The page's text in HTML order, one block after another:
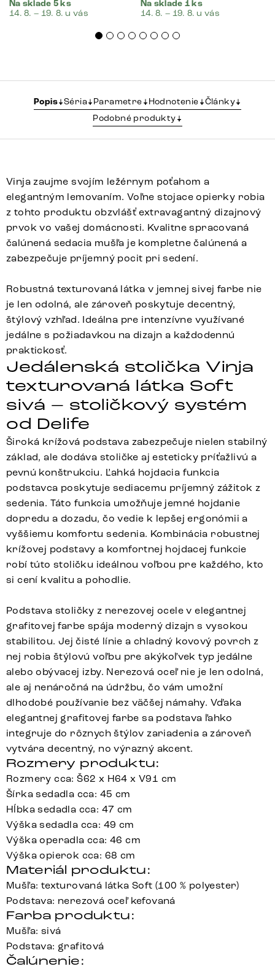
Na sklade 5 ks
14. 8. – 19. 8. u vás
Na sklade 1 ks
14. 8. – 19. 8. u vás
Popis Séria Parametre Hodnotenie
Články
Podobné produkty
Vinja zaujme svojím ležérnym poťahom a
elegantným lemovaním. Voľne stojace opierky robia
z tohto produktu obzvlášť extravagantný dizajnový
prvok vo vašej domácnosti. Kvalitne spracovaná
čalúnená sedacia mušľa je kompletne čalúnená a
zabezpečuje príjemný pocit pri sedení.
Robustná texturovaná látka v jemnej sivej farbe nie
je len odolná, ale zároveň poskytuje decentný,
štýlový vzhľad. Ideálna pre intenzívne využívané
jedálne s požiadavkou na dizajn a každodennú
praktickosť.
Jedálenská stolička Vinja
texturovaná látka Soft
sivá – stoličkový systém
od Delife
Široká krížová podstava zabezpečuje nielen stabilný
základ, ale dodáva stoličke aj esteticky príťažlivú a
pevnú konštrukciu. Ľahká hojdacia funkcia
podstavca poskytuje sediacemu príjemný zážitok z
sedenia. Táto funkcia umožňuje jemné hojdanie
dopredu a dozadu, čo vedie k lepšej ergonómii a
vyššiemu komfortu sedenia. Kombinácia robustnej
krížovej podstavy a komfortnej hojdacej funkcie
robí túto stoličku ideálnou voľbou pre každého, kto
si cení kvalitu a pohodlie.
Podstava stoličky z nerezovej ocele v elegantnej
grafitovej farbe spája moderný dizajn s vysokou
stabilitou. Jej čisté línie a chladný kovový povrch z
nej robia štýlovú voľbu pre akýkoľvek typ jedálne
alebo obývacej izby. Nerezová oceľ nie je len odolná,
ale aj nenáročná na údržbu, čo vám umožní
dlhodobé používanie bez väčšej námahy. Vďaka
elegantnej grafitovej farbe sa podstava ľahko
integruje do rôznych štýlov zariadenia a zároveň
vytvára decentný, no výrazný akcent.
Rozmery produktu:
Rozmery cca: Š62 x H64 x V91 cm
Šírka sedadla cca: 45 cm
Hĺbka sedadla cca: 47 cm
Výška sedadla cca: 49 cm
Výška operadla cca: 46 cm
Výška opierok cca: 68 cm
Materiál produktu:
Mušľa: texturovaná látka Soft (100 % polyester)
Podstava: nerezová oceľ kefovaná
Farba produktu:
Mušľa: sivá
Podstava: grafitová
Čalúnenie: